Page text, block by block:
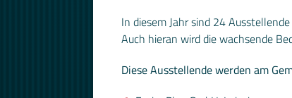
In diesem Jahr sind 24
Auch hieran wird die wachsende
Diese Ausstellende werden am